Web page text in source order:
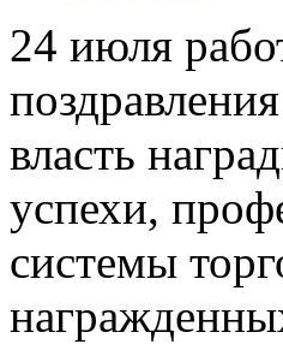
24 июля
власть
успехи,
системы